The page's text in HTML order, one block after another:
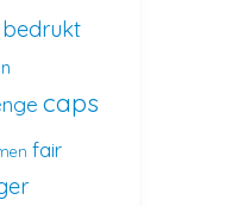
bedrukt
caps
fair